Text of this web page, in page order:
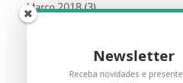
Março 2018(3)
Fevereiro 2018
(1)Newsletter
Receba novidades e